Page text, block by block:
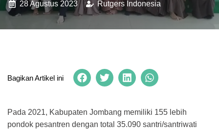
28 Agustus 2023 Rutgers Indonesia
Bagikan Artikel ini
Pada 2021, Kabupaten Jombang memiliki 155 lebih
pondok pesantren dengan total 35.090 santri/santriwati